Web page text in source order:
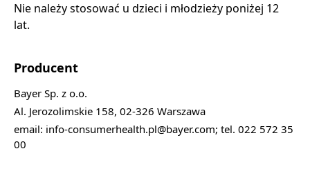
Nie należy stosować u dzieci i młodzieży poniżej 12
lat.
Producent
Bayer Sp. z o.o.
Al. Jerozolimskie 158, 02-326 Warszawa
email: info-consumerhealth.pl@bayer.com; tel. 022 572 35
00